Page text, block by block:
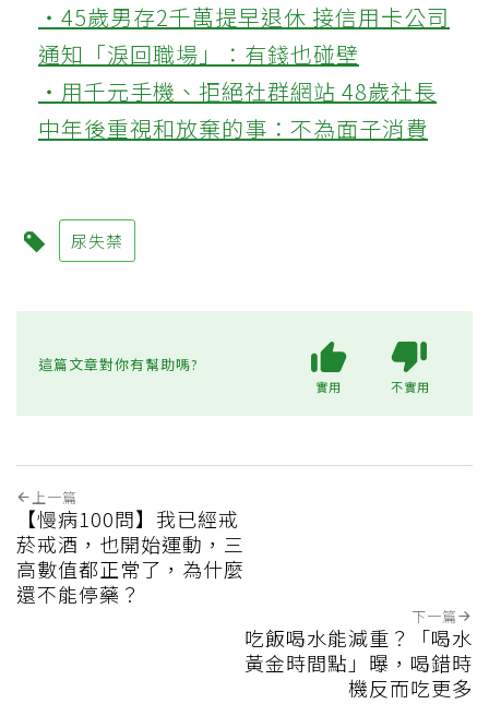
‧45歲男存2千萬提早退休 接信用卡公司
通知「淚回職場」：有錢也碰壁
‧用千元手機、拒絕社群網站 48歲社長
中年後重視和放棄的事：不為面子消費
尿失禁
這篇文章對你有幫助嗎?
實用 不實用
上一篇
【慢病100問】我已經戒
菸戒酒，也開始運動，三
高數值都正常了，為什麼
還不能停藥？
下一篇
吃飯喝水能減重？「喝水
黃金時間點」曝，喝錯時
機反而吃更多